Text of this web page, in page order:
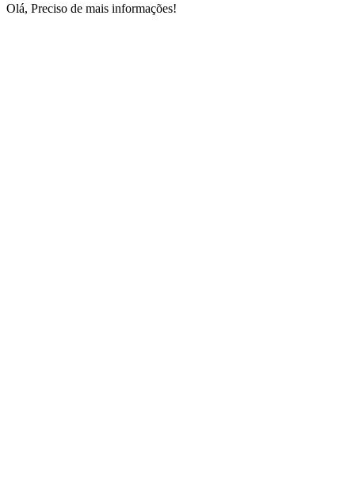
Olá, Preciso de mais informações!